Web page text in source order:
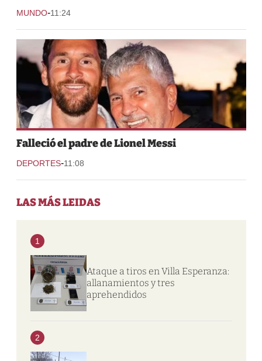
MUNDO-11:24
Falleció el padre de Lionel Messi
DEPORTES-11:08
LAS MÁS LEIDAS
1
Ataque a tiros en Villa Esperanza:
allanamientos y tres
aprehendidos
2